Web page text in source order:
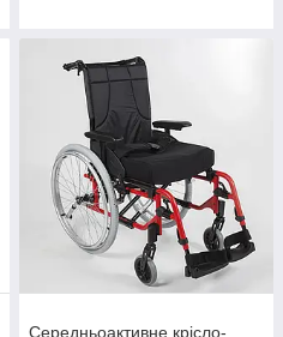
Середньоактивне крісло-